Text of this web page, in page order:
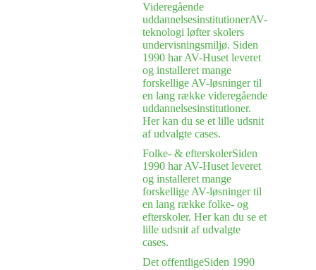
Videregående
uddannelsesinstitutionerAV-
teknologi løfter skolers
undervisningsmiljø. Siden
1990 har AV-Huset leveret
og installeret mange
forskellige AV-løsninger til
en lang række videregående
uddannelsesinstitutioner.
Her kan du se et lille udsnit
af udvalgte cases.
Folke- & efterskolerSiden
1990 har AV-Huset leveret
og installeret mange
forskellige AV-løsninger til
en lang række folke- og
efterskoler. Her kan du se et
lille udsnit af udvalgte
cases.
Det offentligeSiden 1990